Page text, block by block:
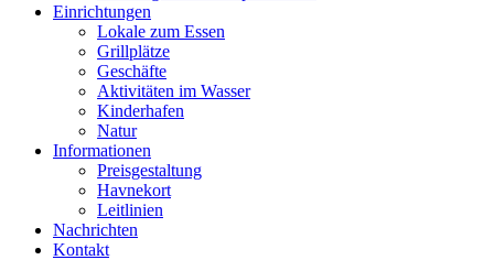
Einrichtungen
Lokale zum Essen
Grillplätze
Geschäfte
Aktivitäten im Wasser
Kinderhafen
Natur
Informationen
Preisgestaltung
Havnekort
Leitlinien
Nachrichten
Kontakt